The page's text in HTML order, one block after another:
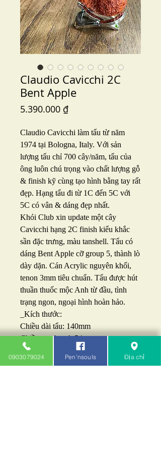
Claudio Cavicchi 2C
Bent Apple
5.390.000 ₫Price
Claudio Cavicchi làm tẩu từ năm
1974 tại Bologna, Italy. Với sản
lượng tẩu chỉ 700 cây/năm, tẩu của
ông luôn chú trọng vào chất lượng gỗ
& finish kỹ cùng tạo hình bằng tay rất
đẹp. Hạng tẩu đi từ 1C đến 5C với
5C có vân & dáng đẹp nhất.
Khói Club xin update một cây
Cavicchi hạng 2C finish kiểu khắc
sần đặc trưng, màu tanshell. Tẩu có
dáng Bent Apple cỡ group 5, thành lò
dày dặn. Cán Acrylic nguyên khối,
tenon 3mm tiêu chuẩn. Tẩu được hút
thuần thuốc mộc Anh từ đầu, tình
trạng ngon, ngoại hình hoàn hảo.
_Kích thước:
Chiều dài tẩu: 140mm
Chiều cao bowl: 54mm
Đường kính bowl: 50mm
Đường kính lò: 20mm
0903079024 Pen'nsouls Địa chỉ